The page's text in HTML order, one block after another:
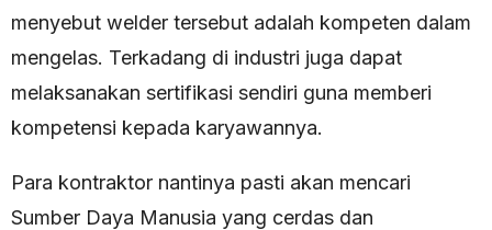
menyebut welder tersebut adalah kompeten dalam
mengelas. Terkadang di industri juga dapat
melaksanakan sertifikasi sendiri guna memberi
kompetensi kepada karyawannya.
Para kontraktor nantinya pasti akan mencari
Sumber Daya Manusia yang cerdas dan